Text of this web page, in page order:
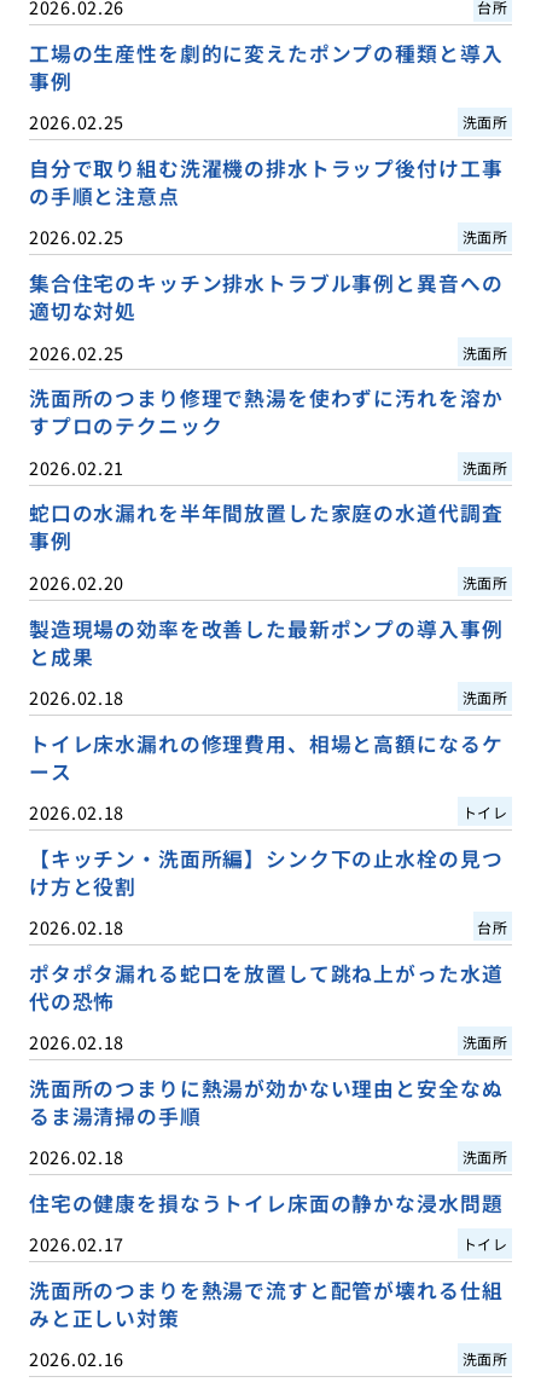
2026.02.26 台所
工場の生産性を劇的に変えたポンプの種類と導入
事例
2026.02.25 洗面所
自分で取り組む洗濯機の排水トラップ後付け工事
の手順と注意点
2026.02.25 洗面所
集合住宅のキッチン排水トラブル事例と異音への
適切な対処
2026.02.25 洗面所
洗面所のつまり修理で熱湯を使わずに汚れを溶か
すプロのテクニック
2026.02.21 洗面所
蛇口の水漏れを半年間放置した家庭の水道代調査
事例
2026.02.20 洗面所
製造現場の効率を改善した最新ポンプの導入事例
と成果
2026.02.18 洗面所
トイレ床水漏れの修理費用、相場と高額になるケ
ース
2026.02.18 トイレ
【キッチン・洗面所編】シンク下の止水栓の見つ
け方と役割
2026.02.18 台所
ポタポタ漏れる蛇口を放置して跳ね上がった水道
代の恐怖
2026.02.18 洗面所
洗面所のつまりに熱湯が効かない理由と安全なぬ
るま湯清掃の手順
2026.02.18 洗面所
住宅の健康を損なうトイレ床面の静かな浸水問題
2026.02.17 トイレ
洗面所のつまりを熱湯で流すと配管が壊れる仕組
みと正しい対策
2026.02.16 洗面所